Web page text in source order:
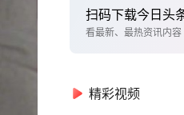
扫码下载今日头
看最新、最热资讯内容
精彩视频